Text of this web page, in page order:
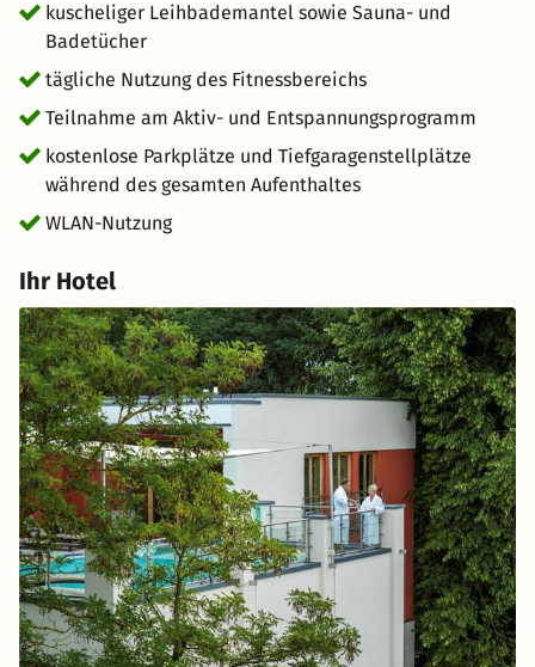
kuscheliger Leihbademantel sowie Sauna- und
Badetücher
tägliche Nutzung des Fitnessbereichs
Teilnahme am Aktiv- und Entspannungsprogramm
kostenlose Parkplätze und Tiefgaragenstellplätze
während des gesamten Aufenthaltes
WLAN-Nutzung
Ihr Hotel